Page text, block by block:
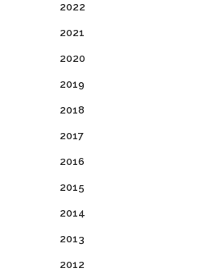
2022
2021
2020
2019
2018
2017
2016
2015
2014
2013
2012